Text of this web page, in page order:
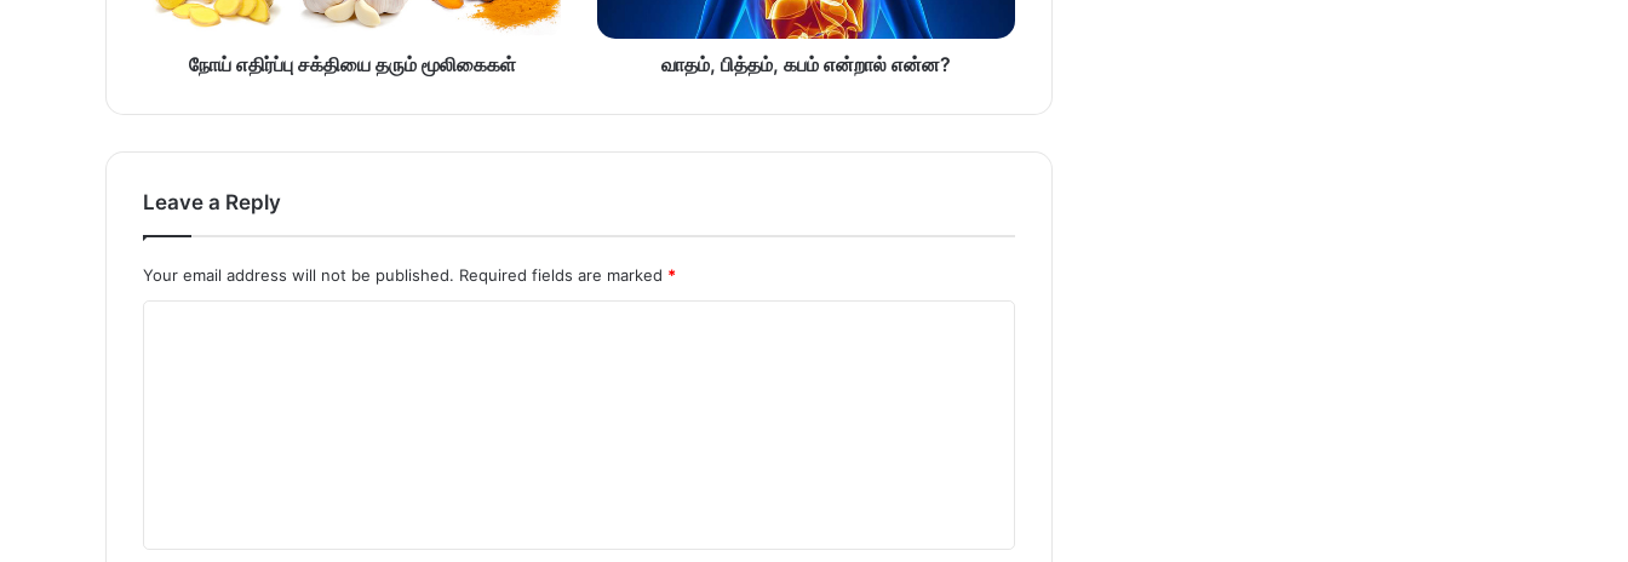
நோய் எதிர்ப்பு சக்தியை தரும் மூலிகைகள் வாதம், பித்தம், கபம் என்றால் என்ன?
Leave a Reply
Your email address will not be published. Required fields are marked *